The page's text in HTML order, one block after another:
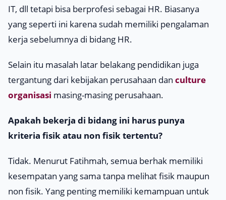
IT, dll tetapi bisa berprofesi sebagai HR. Biasanya
yang seperti ini karena sudah memiliki pengalaman
kerja sebelumnya di bidang HR.
Selain itu masalah latar belakang pendidikan juga
tergantung dari kebijakan perusahaan dan culture
organisasi masing-masing perusahaan.
Apakah bekerja di bidang ini harus punya
kriteria fisik atau non fisik tertentu?
Tidak. Menurut Fatihmah, semua berhak memiliki
kesempatan yang sama tanpa melihat fisik maupun
non fisik. Yang penting memiliki kemampuan untuk